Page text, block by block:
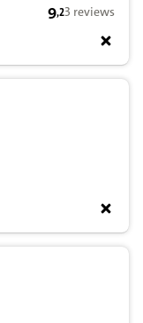
9,2 op basis
9,23 reviews